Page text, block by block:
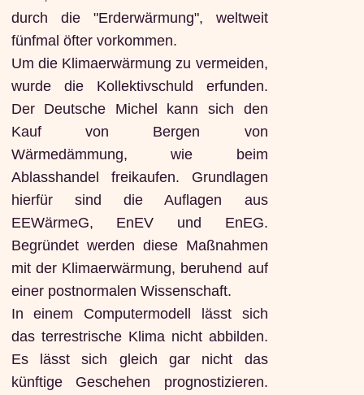
durch die "Erderwärmung", weltweit
fünfmal öfter vorkommen.
Um die Klimaerwärmung zu vermeiden,
wurde die Kollektivschuld erfunden.
Der Deutsche Michel kann sich den
Kauf von Bergen von
Wärmedämmung, wie beim
Ablasshandel freikaufen. Grundlagen
hierfür sind die Auflagen aus
EEWärmeG, EnEV und EnEG.
Begründet werden diese Maßnahmen
mit der Klimaerwärmung, beruhend auf
einer postnormalen Wissenschaft.
In einem Computermodell lässt sich
das terrestrische Klima nicht abbilden.
Es lässt sich gleich gar nicht das
künftige Geschehen prognostizieren.